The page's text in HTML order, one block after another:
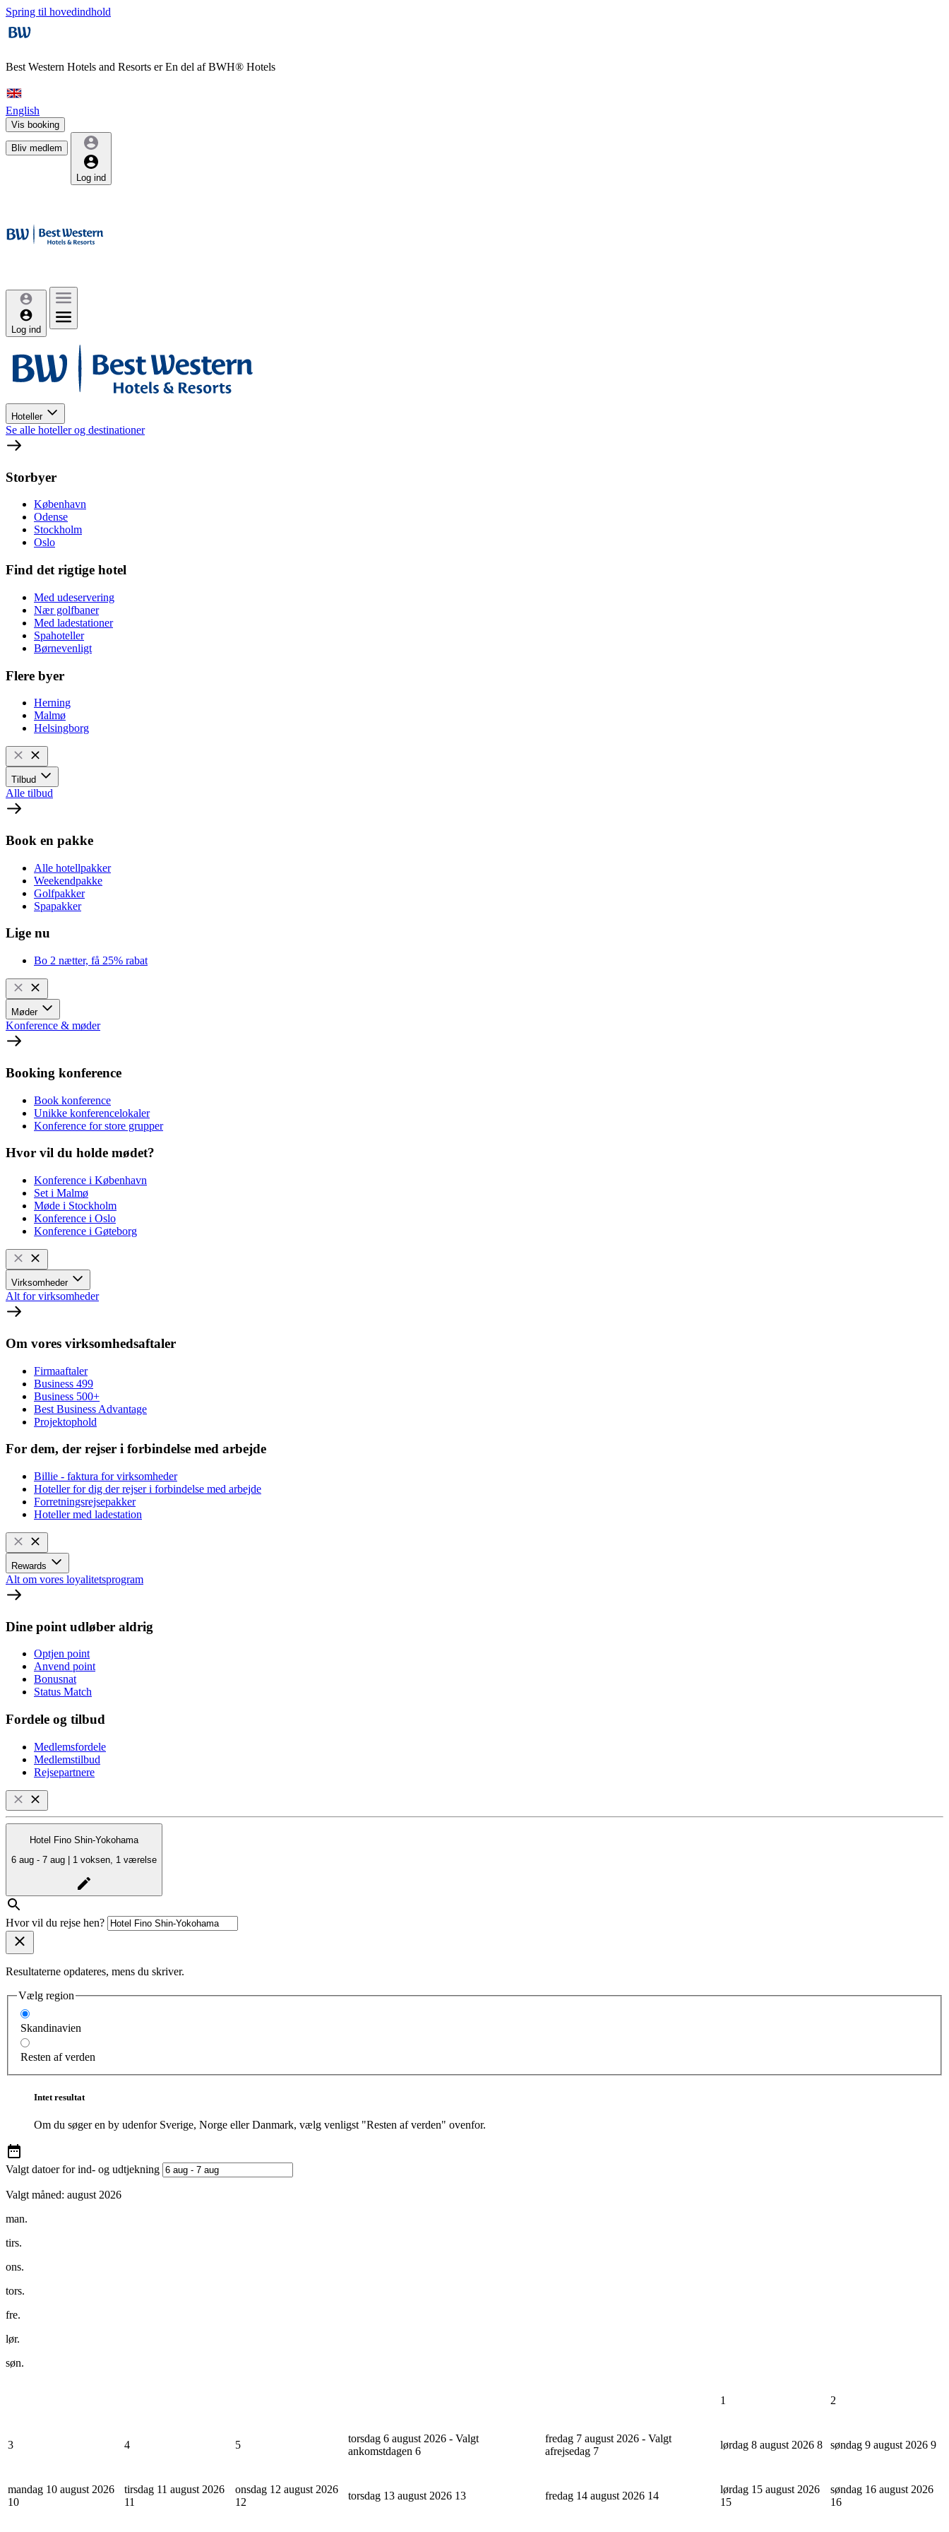
Spring til hovedindhold
Best Western Hotels and Resorts erEn del af BWH® Hotels
English
Vis booking
Bliv medlem
Log ind
Log ind
Hoteller
Se alle hoteller og destinationer
Storbyer
København
Odense
Stockholm
Oslo
Find det rigtige hotel
Med udeservering
Nær golfbaner
Med ladestationer
Spahoteller
Børnevenligt
Flere byer
Herning
Malmø
Helsingborg
Tilbud
Alle tilbud
Book en pakke
Alle hotellpakker
Weekendpakke
Golfpakker
Spapakker
Lige nu
Bo 2 nætter, få 25% rabat
Møder
Konference & møder
Booking konference
Book konference
Unikke konferencelokaler
Konference for store grupper
Hvor vil du holde mødet?
Konference i København
Set i Malmø
Møde i Stockholm
Konference i Oslo
Konference i Gøteborg
Virksomheder
Alt for virksomheder
Om vores virksomhedsaftaler
Firmaaftaler
Business 499
Business 500+
Best Business Advantage
Projektophold
For dem, der rejser i forbindelse med arbejde
Billie - faktura for virksomheder
Hoteller for dig der rejser i forbindelse med arbejde
Forretningsrejsepakker
Hoteller med ladestation
Rewards
Alt om vores loyalitetsprogram
Dine point udløber aldrig
Optjen point
Anvend point
Bonusnat
Status Match
Fordele og tilbud
Medlemsfordele
Medlemstilbud
Rejsepartnere
Hotel Fino Shin-Yokohama
6 aug - 7 aug | 1 voksen, 1 værelse
Hvor vil du rejse hen?
Resultaterne opdateres, mens du skriver.
Vælg region
Skandinavien
Resten af verden
Intet resultat
Om du søger en by udenfor Sverige, Norge eller Danmark, vælg venligst "Resten af verden" ovenfor.
Valgt datoer for ind- og udtjekning
Valgt måned: august 2026
man.
tirs.
ons.
tors.
fre.
lør.
søn.
1 2
3 4 5
torsdag 6 august 2026 - Valgt
ankomstdagen 6
fredag 7 august 2026 - Valgt
afrejsedag 7
lørdag 8 august 2026 8 søndag 9 august 2026 9
mandag 10 august 2026
10
tirsdag 11 august 2026
11
onsdag 12 august 2026
12
torsdag 13 august 2026 13 fredag 14 august 2026 14
lørdag 15 august 2026
15
søndag 16 august 2026
16